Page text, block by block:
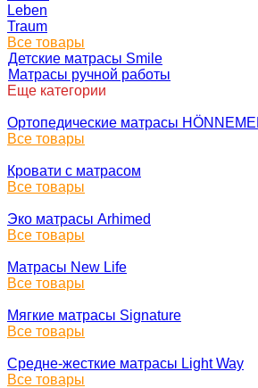
Leben
Traum
Все товары
Детские матрасы Smile
Матрасы ручной работы
Еще категории
Ортопедические матрасы
Все товары
Кровати с матрасом
Все товары
Эко матрасы Arhimed
Все товары
Матрасы New Life
Все товары
Мягкие матрасы Signature
Все товары
Средне-жесткие матрасы Light Way
Все товары